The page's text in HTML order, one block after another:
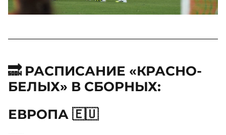
🔜 РАСПИСАНИЕ «КРАСНО-
БЕЛЫХ» В СБОРНЫХ:
ЕВРОПА 🇪🇺